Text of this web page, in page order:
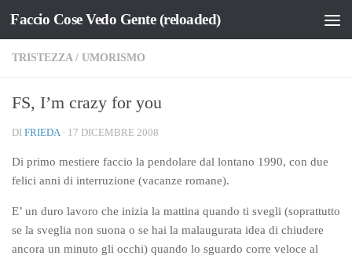
Salta al contenuto
Faccio Cose Vedo Gente (reloaded)
TRISTEZZA / UMORISMO
FS, I’m crazy for you
DI FRIEDA · 17 DICEMBRE 2008
Di primo mestiere faccio la pendolare dal lontano 1990, con due
felici anni di interruzione (vacanze romane).
E’ un duro lavoro che inizia la mattina quando ti svegli (soprattutto
se la sveglia non suona o se hai la malaugurata idea di chiudere
ancora un minuto gli occhi) quando lo sguardo corre veloce al